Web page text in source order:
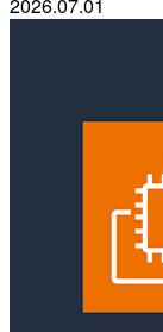
2026.07.01